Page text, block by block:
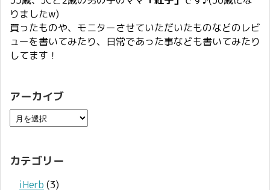
りましたw)
買ったものや、モニターさせていただいたものなどのレビ
ューを書いてみたり、日常であった事なども書いてみたり
してます！
アーカイブ
カテゴリー
iHerb (3)